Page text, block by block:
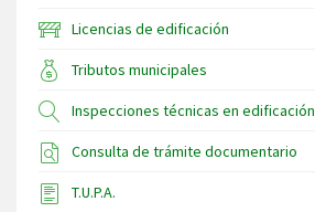
Licencias de edificación
Tributos municipales
Inspecciones técnicas en edificación
Consulta de trámite documentario
T.U.P.A.